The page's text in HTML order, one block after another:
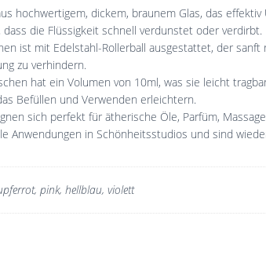
hochwertigem, dickem, braunem Glas, das
die Flüssigkeit schnell verdunstet oder verdirbt.
ist mit Edelstahl-Rollerball ausgestattet, der
zu verhindern.
hat ein Volumen von 10ml, was sie leicht
Befüllen und Verwenden erleichtern.
sich perfekt für ätherische Öle, Parfüm,
Anwendungen in Schönheitsstudios und sind
pink, hellblau, violett